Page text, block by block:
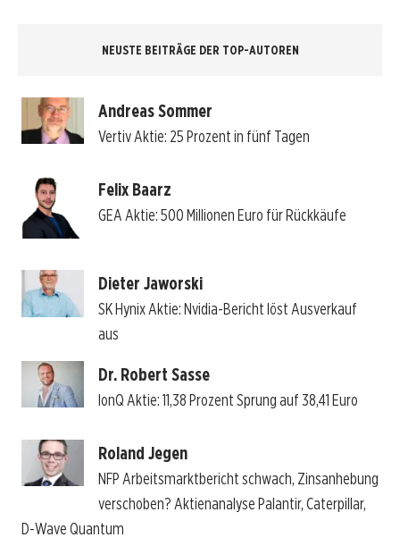
NEUSTE BEITRÄGE DER TOP-AUTOREN
Andreas Sommer
Vertiv Aktie: 25 Prozent in fünf Tagen
Felix Baarz
GEA Aktie: 500 Millionen Euro für Rückkäufe
Dieter Jaworski
SK Hynix Aktie: Nvidia-Bericht löst Ausverkauf
aus
Dr. Robert Sasse
IonQ Aktie: 11,38 Prozent Sprung auf 38,41 Euro
Roland Jegen
NFP Arbeitsmarktbericht schwach, Zinsanhebung
verschoben? Aktienanalyse Palantir, Caterpillar,
D-Wave Quantum